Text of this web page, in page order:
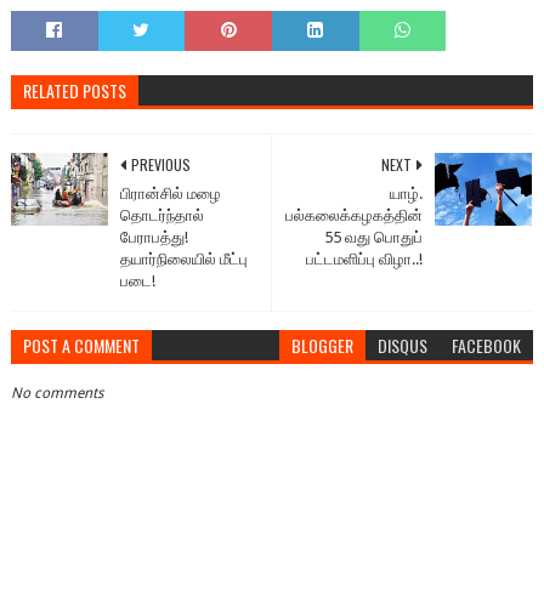
RELATED POSTS
NEXT
யாழ்.
பல்கலைக்கழகத்தின்
55 வது பொதுப்
பட்டமளிப்பு விழா..!
PREVIOUS
பிரான்சில் மழை
தொடர்ந்தால்
பேராபத்து!
தயார்நிலையில் மீட்பு
படை!
POST A COMMENT BLOGGER DISQUS FACEBOOK
No comments